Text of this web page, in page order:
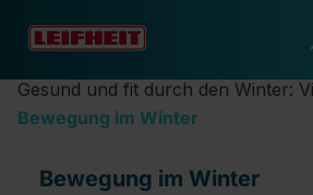
Zum Hauptinhalt springen
Gesund und fit durch den Winter:
Bewegung im Winter
Bewegung im Winter